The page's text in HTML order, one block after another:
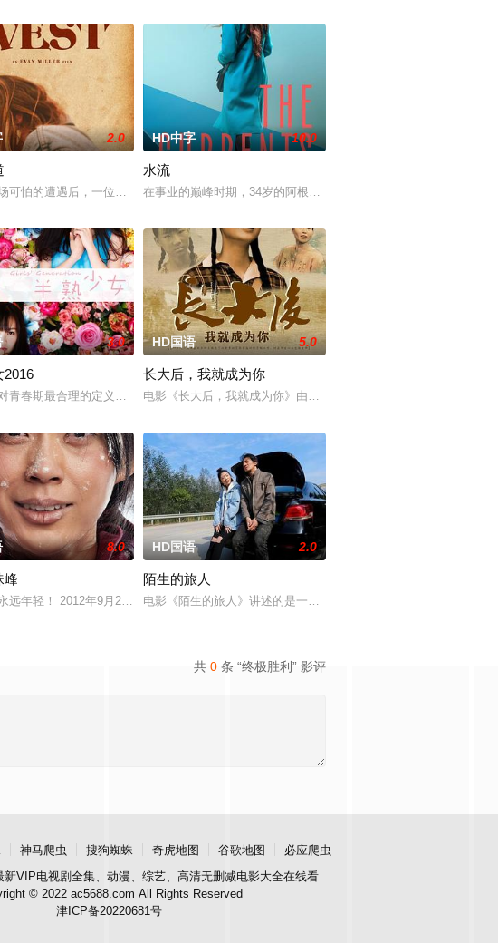
治疗方法，而一步步踏入在追求理想的理性与
《河南人在北京》电影的念头，在说服主编姚松、老乡韩战、二房东杨小强加入后，一
2.0
可怕的遭遇后，一位小镇女子向疏远的哥哥借了钱，独自一人踏上穿越西德克萨斯州的旅程，
HD中字 10.0
水流
在事业的巅峰时期，34岁的阿根廷造型师丽娜在瑞士的一场颁奖典
难，组建乐队追求自己的音乐梦想，并走出了困住他的亲情隔阂，和父亲和解，自我成
3.0
2016
青春期最合理的定义，它是梦开始的地方，没有深思熟虑，只有最单纯的坚定，然而，在这个
HD国语 5.0
长大后，我就成为你
电影《长大后，我就成为你》由中共四川省第十一届党代表、第十
改变他的命运的是谁？什么才是生命价值的真谛？
上相约轻生，他们来到一座偏僻的小镇，在小镇里他们经历了一些事情，使得他们对生
8.0
峰
远年轻！ 2012年9月28号，来自北京的27岁杭州姑娘杨晨，和她的小伙伴徒步尼泊尔珠峰南坡
HD国语 2.0
陌生的旅人
电影《陌生的旅人》讲述的是一部关于叛逆女孩林西西与颓废的犯
共 0 条 “终极胜利” 影评
神马爬虫 搜狗蜘蛛 奇虎地图 谷歌地图
必应爬虫
新VIP电视剧全集、动漫、综艺、高清无删减电影大全在线看
© 2022 ac5688.com All Rights Reserved
津ICP备20220681号